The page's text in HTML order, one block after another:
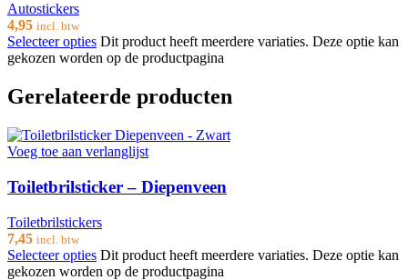
Autostickers
4,95 incl. btw
Selecteer opties Dit product heeft meerdere variaties. Deze optie kan
gekozen worden op de productpagina
Gerelateerde producten
Voeg toe aan verlanglijst
Toiletbrilsticker – Diepenveen
Toiletbrilstickers
7,45 incl. btw
Selecteer opties Dit product heeft meerdere variaties. Deze optie kan
gekozen worden op de productpagina